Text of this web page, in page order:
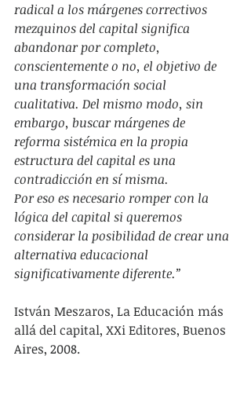
radical a los márgenes correctivos
mezquinos del capital significa
abandonar por completo,
conscientemente o no, el objetivo de
una transformación social
cualitativa. Del mismo modo, sin
embargo, buscar márgenes de
reforma sistémica en la propia
estructura del capital es una
contradicción en sí misma.
Por eso es necesario romper con la
lógica del capital si queremos
considerar la posibilidad de crear una
alternativa educacional
significativamente diferente.”
István Meszaros, La Educación más
allá del capital, XXi Editores, Buenos
Aires, 2008.